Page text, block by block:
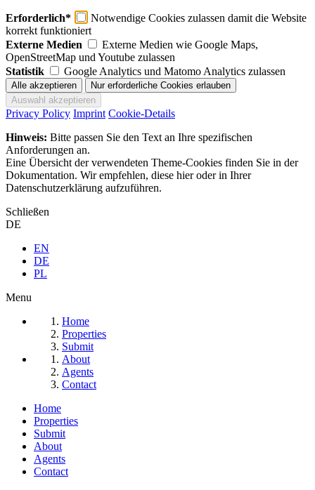
Erforderlich*
Notwendige Cookies zulassen damit die Website
korrekt funktioniert
Externe Medien
Externe Medien wie Google Maps,
OpenStreetMap und Youtube zulassen
Statistik
Google Analytics und Matomo Analytics zulassen
Privacy Policy Imprint Cookie-Details
Hinweis: Bitte passen Sie den Text an Ihre spezifischen
Anforderungen an.
Eine Übersicht der verwendeten Theme-Cookies finden Sie in der
Dokumentation. Wir empfehlen, diese hier oder in Ihrer
Datenschutzerklärung aufzuführen.
Schließen
DE
EN
DE
PL
Menu
Home
Properties
Submit
About
Agents
Contact
Home
Properties
Submit
About
Agents
Contact